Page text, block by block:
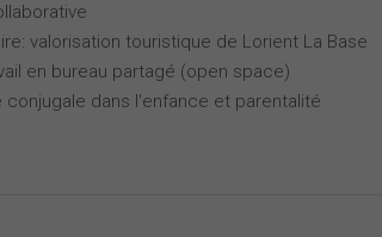
valorisation touristique de Lorient La Base
en bureau partagé (open space)
conjugale dans l'enfance et parentalité